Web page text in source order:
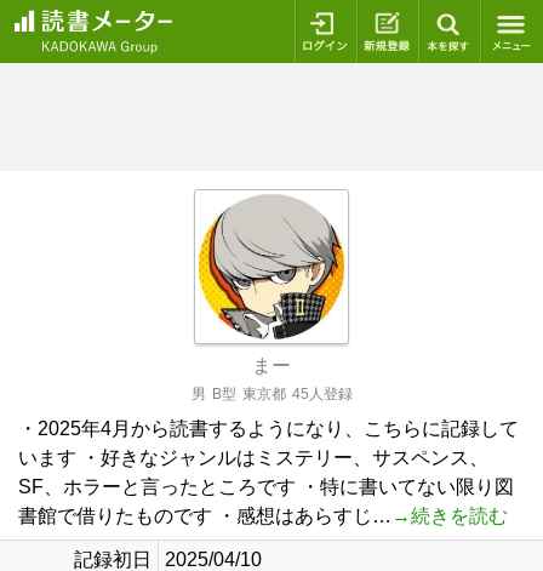
ログイン 新規登録
まー
男 B型 東京都 45人登録
・2025年4月から読書するようになり、こちらに記録して
います ・好きなジャンルはミステリー、サスペンス、
SF、ホラーと言ったところです ・特に書いてない限り図
書館で借りたものです ・感想はあらすじ… →続きを読む
記録初日
2025/04/10